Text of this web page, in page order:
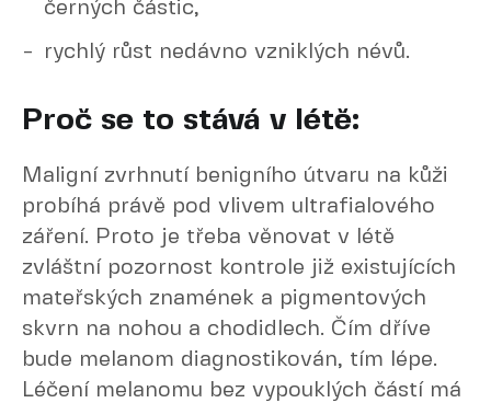
černých částic,
rychlý růst nedávno vzniklých névů.
Proč se to stává v létě:
Maligní zvrhnutí benigního útvaru na kůži
probíhá právě pod vlivem ultrafialového
záření. Proto je třeba věnovat v létě
zvláštní pozornost kontrole již existujících
mateřských znamének a pigmentových
skvrn na nohou a chodidlech. Čím dříve
bude melanom diagnostikován, tím lépe.
Léčení melanomu bez vypouklých částí má